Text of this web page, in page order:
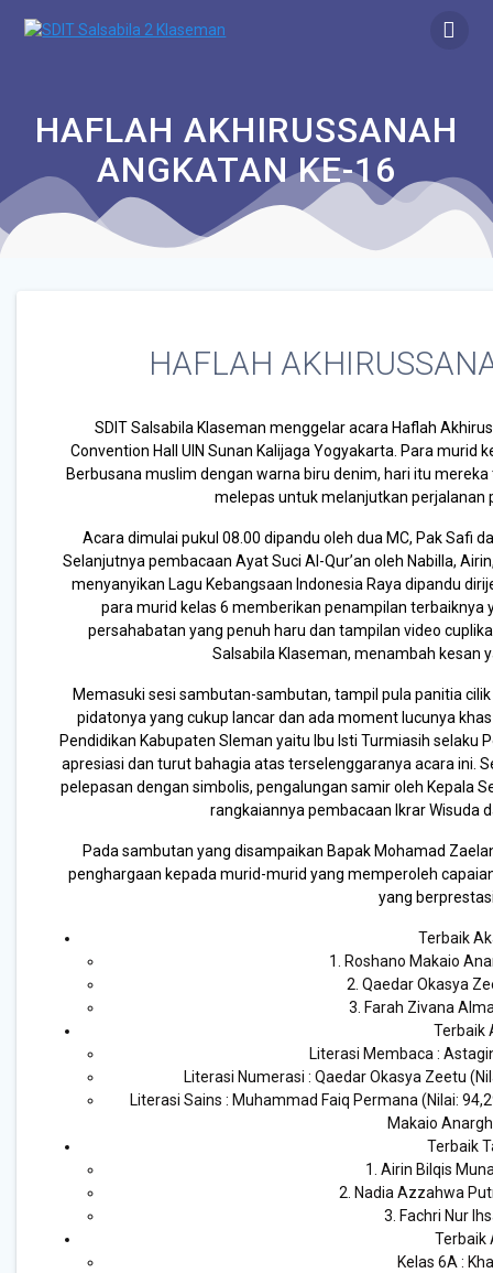
HAFLAH AKHIRUSSANAH
ANGKATAN KE-16
HAFLAH
SDIT Salsabila Klaseman menggelar acara Haflah
Convention Hall UIN Sunan Kalijaga Yogyakarta. Para murid
Berbusana muslim dengan warna biru denim, hari itu
melepas untuk melanjutkan perjalanan
Acara dimulai pukul 08.00 dipandu oleh dua MC, Pak Safi
Selanjutnya pembacaan Ayat Suci Al-Qur’an oleh Nabilla,
menyanyikan Lagu Kebangsaan Indonesia Raya dipandu
para murid kelas 6 memberikan penampilan
persahabatan yang penuh haru dan tampilan video
Salsabila Klaseman, menambah kesan
Memasuki sesi sambutan-sambutan, tampil pula panitia
pidatonya yang cukup lancar dan ada moment lucunya
Pendidikan Kabupaten Sleman yaitu Ibu Isti Turmiasih selaku
apresiasi dan turut bahagia atas terselenggaranya acara ini.
pelepasan dengan simbolis, pengalungan samir oleh Kepala
rangkaiannya pembacaan Ikrar Wisuda
Pada sambutan yang disampaikan Bapak Mohamad
penghargaan kepada murid-murid yang memperoleh
yang
Terbaik
1. Roshano Makaio
2. Qaedar Okasya
3. Farah Zivana
Terbaik
Literasi Membaca :
Literasi Numerasi : Qaedar Okasya Zeetu
Literasi Sains : Muhammad Faiq Permana (Nilai:
Makaio
Terbaik
1. Airin Bilqis
2. Nadia Azzahwa
3. Fachri Nur
Terbaik
Kelas 6A :